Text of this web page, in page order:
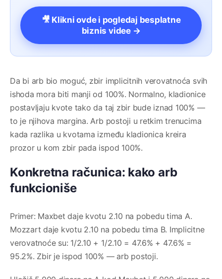
🎥 Klikni ovde i pogledaj besplatne
biznis videe →
Da bi arb bio moguć, zbir implicitnih verovatnoća svih
ishoda mora biti manji od 100%. Normalno, kladionice
postavljaju kvote tako da taj zbir bude iznad 100% —
to je njihova margina. Arb postoji u retkim trenucima
kada razlika u kvotama između kladionica kreira
prozor u kom zbir pada ispod 100%.
Konkretna računica: kako arb
funkcioniše
Primer: Maxbet daje kvotu 2.10 na pobedu tima A.
Mozzart daje kvotu 2.10 na pobedu tima B. Implicitne
verovatnoće su: 1/2.10 + 1/2.10 = 47.6% + 47.6% =
95.2%. Zbir je ispod 100% — arb postoji.